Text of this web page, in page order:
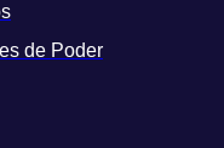
de Poder